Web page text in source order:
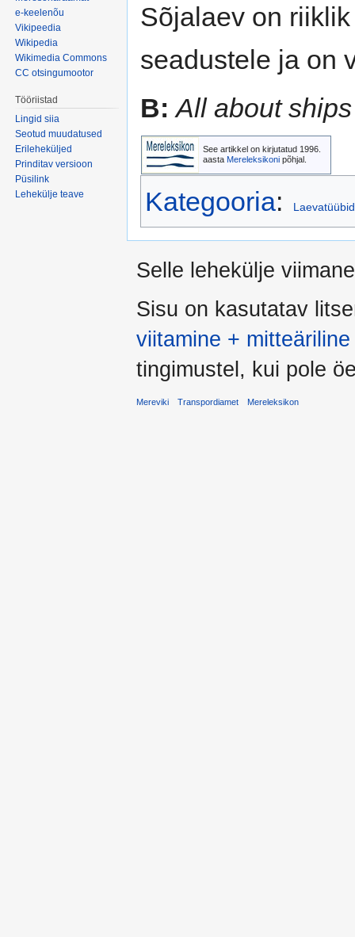
Sõjalaev on
seadustele ja on
B: All about
See artikkel on kirjutatud 1996.
aasta Mereleksikoni põhjal.
Kategooria: Laevatüübid
e-keelenõu
Vikipeedia
Wikipedia
Wikimedia Commons
CC otsingumootor
Tööriistad
Lingid siia
Seotud muudatused
Erileheküljed
Prinditav versioon
Püsilink
Lehekülje teave
Selle lehekülje
Sisu on kasutatav
viitamine +
tingimustel, kui pole
Mereviki Transpordiamet Mereleksikon